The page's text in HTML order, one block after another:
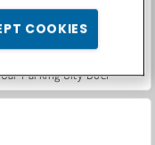
Car Parking City Duel
COOKIES